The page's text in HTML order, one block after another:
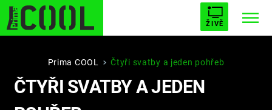
ŽIVĚ
STARHOUSE BUFFY, PŘEMOŽITELKA UPÍRŮ
ESCAPE PLNEJ KOTEL AVENGERS 5
Prima COOL Čtyři svatby a jeden pohřeb
ČTYŘI SVATBY A JEDEN